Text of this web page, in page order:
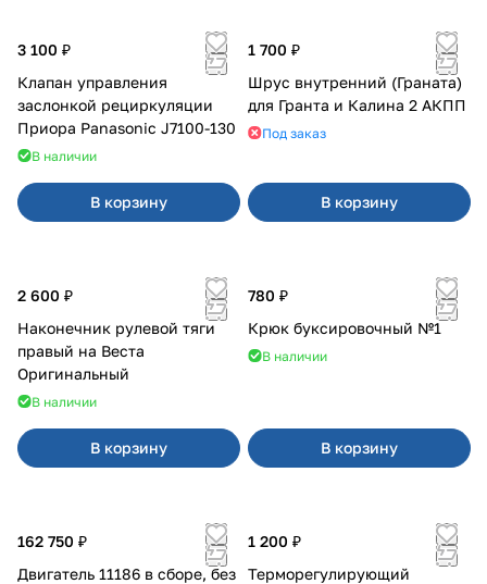
3 100 ₽
Клапан управления
заслонкой рециркуляции
Приора Panasonic J7100-130
В наличии
В корзину
1 700 ₽
Шрус внутренний (Граната)
для Гранта и Калина 2 АКПП
Под заказ
В корзину
2 600 ₽
Наконечник рулевой тяги
правый на Веста
Оригинальный
В наличии
В корзину
780 ₽
Крюк буксировочный №1
В наличии
В корзину
162 750 ₽
Двигатель 11186 в сборе, без
1 200 ₽
Терморегулирующий